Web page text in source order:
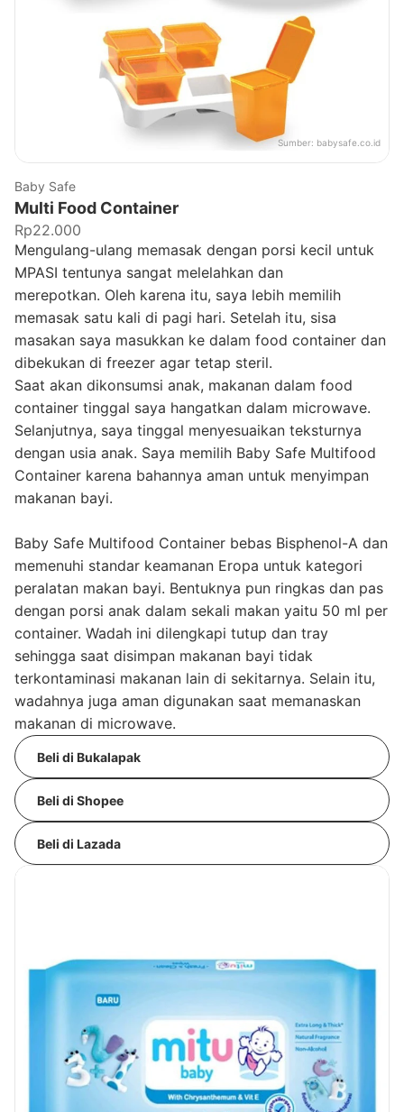
Sumber: babysafe.co.id
Baby Safe
Multi Food Container
Rp22.000
Mengulang-ulang memasak dengan porsi kecil untuk
MPASI tentunya sangat melelahkan dan
merepotkan. Oleh karena itu, saya lebih memilih
memasak satu kali di pagi hari. Setelah itu, sisa
masakan saya masukkan ke dalam food container dan
dibekukan di freezer agar tetap steril.
Saat akan dikonsumsi anak, makanan dalam food
container tinggal saya hangatkan dalam microwave.
Selanjutnya, saya tinggal menyesuaikan teksturnya
dengan usia anak. Saya memilih Baby Safe Multifood
Container karena bahannya aman untuk menyimpan
makanan bayi.
Baby Safe Multifood Container bebas Bisphenol-A dan
memenuhi standar keamanan Eropa untuk kategori
peralatan makan bayi. Bentuknya pun ringkas dan pas
dengan porsi anak dalam sekali makan yaitu 50 ml per
container. Wadah ini dilengkapi tutup dan tray
sehingga saat disimpan makanan bayi tidak
terkontaminasi makanan lain di sekitarnya. Selain itu,
wadahnya juga aman digunakan saat memanaskan
makanan di microwave.
Beli di Bukalapak
Beli di Shopee
Beli di Lazada